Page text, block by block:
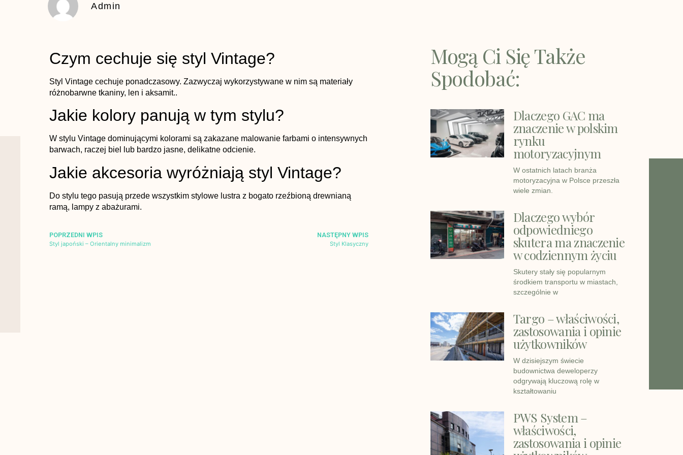
Admin
Czym cechuje się styl Vintage?
Styl Vintage cechuje ponadczasowy. Zazwyczaj wykorzystywane w nim są materiały
różnobarwne tkaniny, len i aksamit..
Jakie kolory panują w tym stylu?
W stylu Vintage dominującymi kolorami są zakazane malowanie farbami o intensywnych
barwach, raczej biel lub bardzo jasne, delikatne odcienie.
Jakie akcesoria wyróżniają styl Vintage?
Do stylu tego pasują przede wszystkim stylowe lustra z bogato rzeźbioną drewnianą
ramą, lampy z abażurami.
POPRZEDNI WPIS
Styl japoński – Orientalny minimalizm
NASTĘPNY WPIS
Styl Klasyczny
Mogą Ci Się Także
Spodobać:
Dlaczego GAC ma
znaczenie w polskim
rynku
motoryzacyjnym
W ostatnich latach branża
motoryzacyjna w Polsce przeszła
wiele zmian.
Dlaczego wybór
odpowiedniego
skutera ma znaczenie
w codziennym życiu
Skutery stały się popularnym
środkiem transportu w miastach,
szczególnie w
Targo – właściwości,
zastosowania i opinie
użytkowników
W dzisiejszym świecie
budownictwa deweloperzy
odgrywają kluczową rolę w
kształtowaniu
PWS System –
właściwości,
zastosowania i opinie